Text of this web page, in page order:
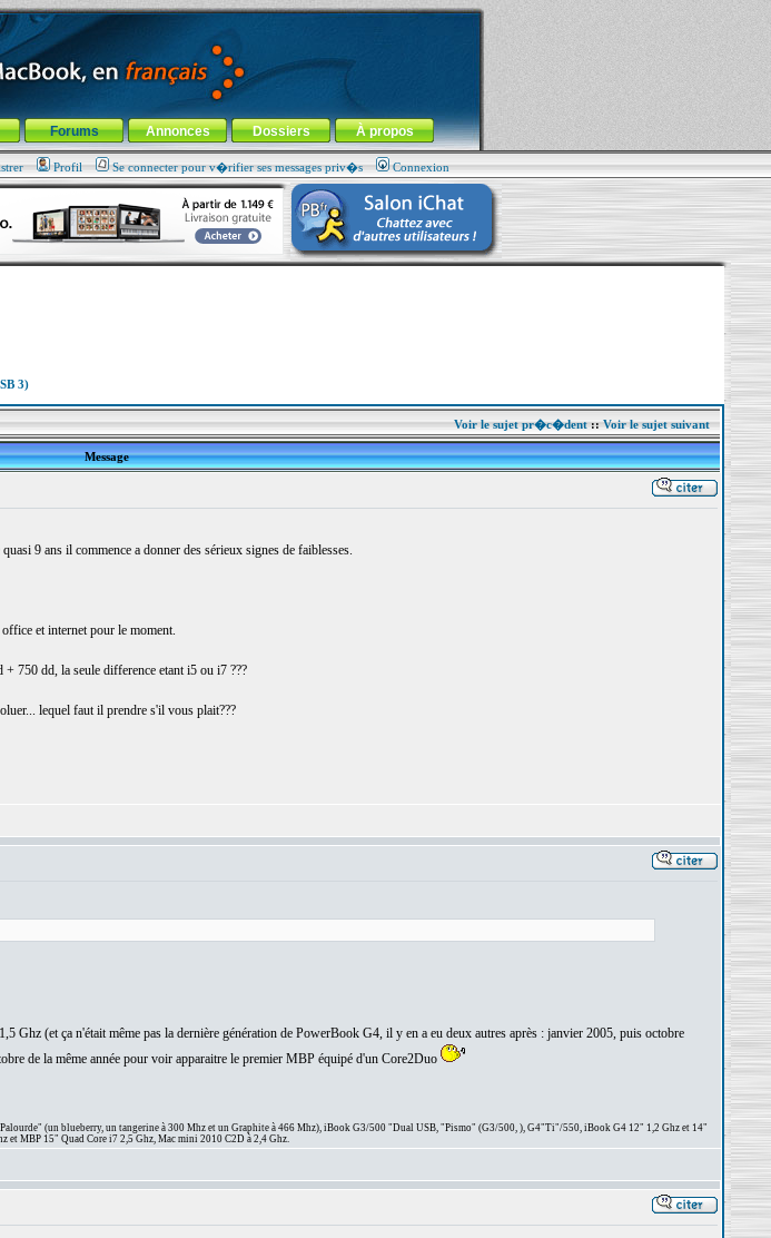
Forums Annonces Dossiers À propos
Profil Se connecter pour v�rifier ses messages priv�s Connexion
3)
Voir le sujet pr�c�dent::Voir le sujet suivant
Message
9 ans il commence a donner des sérieux signes de faiblesses.
et internet pour le moment.
750 dd, la seule difference etant i5 ou i7 ???
lequel faut il prendre s'il vous plait???
Ghz (et ça n'était même pas la dernière génération de PowerBook G4, il y en a eu deux autres après : janvier 2005, puis octobre
de la même année pour voir apparaitre le premier MBP équipé d'un Core2Duo
(un blueberry, un tangerine à 300 Mhz et un Graphite à 466 Mhz), iBook G3/500 "Dual USB, "Pismo" (G3/500, ), G4"Ti"/550, iBook G4 12" 1,2 Ghz et 14"
MBP 15" Quad Core i7 2,5 Ghz, Mac mini 2010 C2D à 2,4 Ghz.